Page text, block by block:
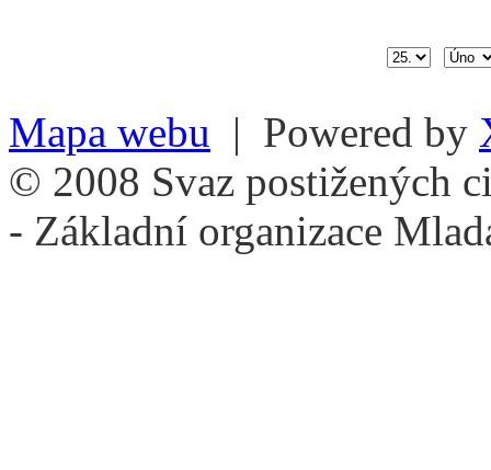
Mapa webu | Powered by
© 2008 Svaz postižených
- Základní organizace